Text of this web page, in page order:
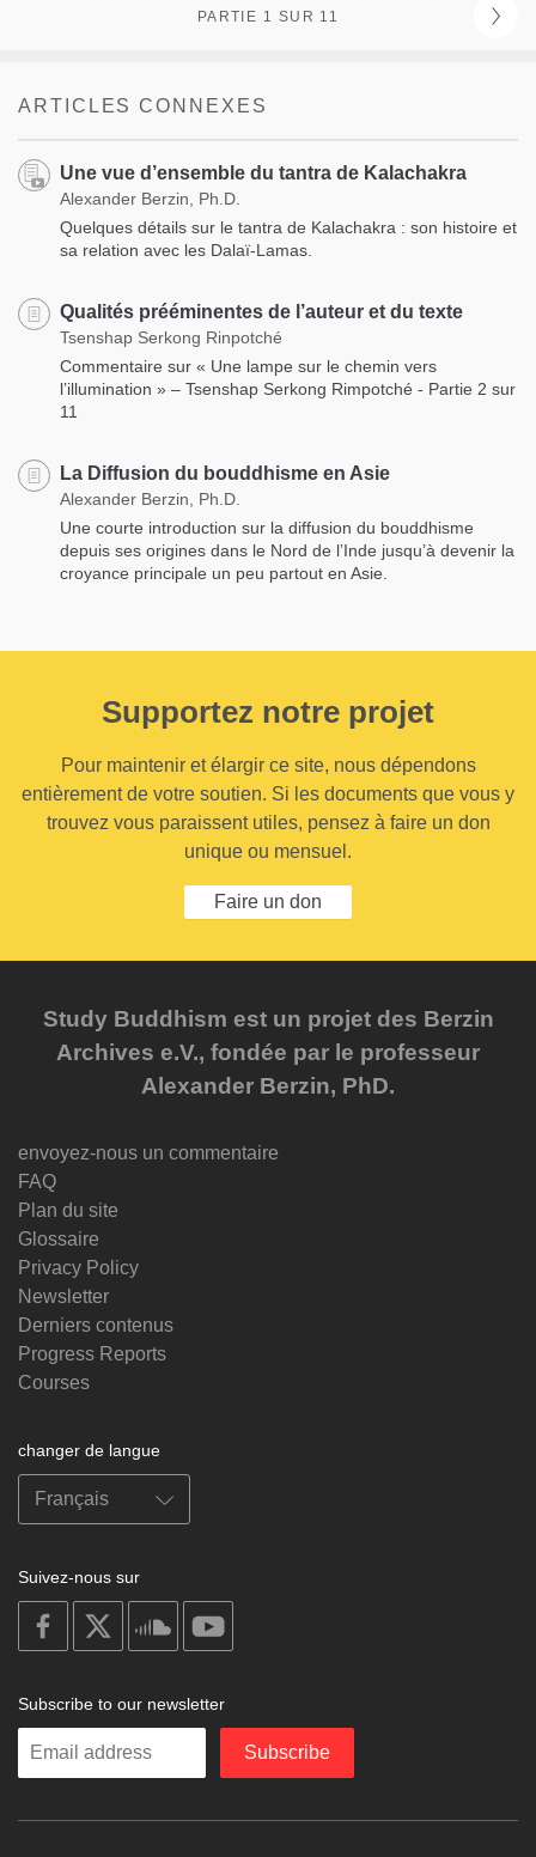
PARTIE 1 SUR 11
ARTICLES CONNEXES
Une vue d’ensemble du tantra de Kalachakra
Alexander Berzin, Ph.D.
Quelques détails sur le tantra de Kalachakra : son histoire et
sa relation avec les Dalaï-Lamas.
Qualités prééminentes de l’auteur et du texte
Tsenshap Serkong Rinpotché
Commentaire sur « Une lampe sur le chemin vers
l’illumination » – Tsenshap Serkong Rimpotché - Partie 2 sur
11
La Diffusion du bouddhisme en Asie
Alexander Berzin, Ph.D.
Une courte introduction sur la diffusion du bouddhisme
depuis ses origines dans le Nord de l’Inde jusqu’à devenir la
croyance principale un peu partout en Asie.
Supportez notre projet
Pour maintenir et élargir ce site, nous dépendons
entièrement de votre soutien. Si les documents que vous y
trouvez vous paraissent utiles, pensez à faire un don
unique ou mensuel.
Faire un don
Study Buddhism est un projet des Berzin
Archives e.V., fondée par le professeur
Alexander Berzin, PhD.
envoyez-nous un commentaire
FAQ
Plan du site
Glossaire
Privacy Policy
Newsletter
Derniers contenus
Progress Reports
Courses
changer de langue
Suivez-nous sur
on
facebook
soundcloud
Subscribe to our newsletter
Enter
Subscribe